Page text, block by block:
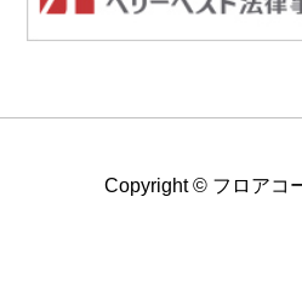
Copyright © フロアコ